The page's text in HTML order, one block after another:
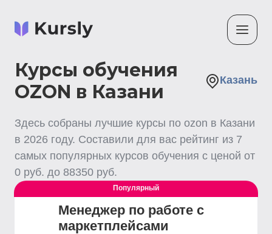
Курсы обучения
OZON в Казани
Казань
Здесь собраны лучшие курсы по ozon в Казани
в 2026 году. Составили для вас рейтинг из 7
самых популярных курсов обучения с ценой от
0 руб. до 88350 руб.
Популярный
Менеджер по работе с
маркетплейсами